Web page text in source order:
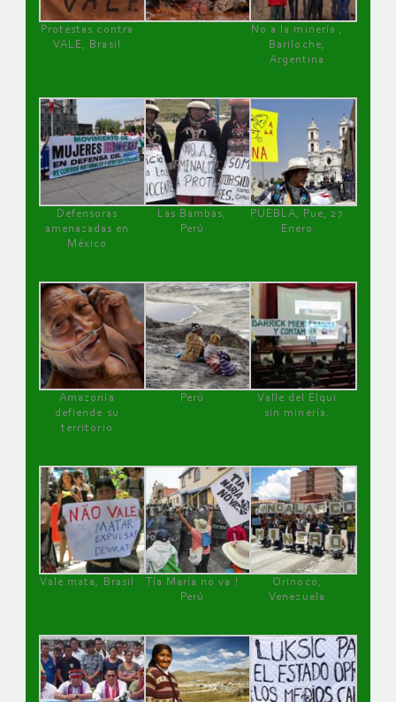
Protestas contra
VALE, Brasil
No a la minería ,
Bariloche,
Argentina
Defensoras
amenazadas en
México
Las Bambas,
Perú
PUEBLA, Pue, 27
Enero
Amazonía
defiende su
territorio
Perú
Valle del Elqui
sin minería.
Vale mata, Brasil
Tía María no va !
Perú
Orinoco,
Venezuela